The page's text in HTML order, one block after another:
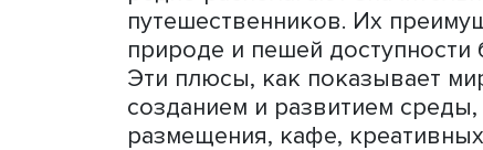
опубликованной в
Авторы отметили:
туристического потока